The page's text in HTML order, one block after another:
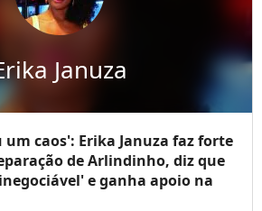
Januza
caos': Erika Januza faz forte
de Arlindinho, diz que
e ganha apoio na